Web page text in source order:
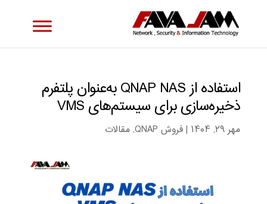
استفاده از QNAP NAS به‌عنوان پلتفرم
ذخیره‌سازی برای سیستم‌های VMS
مهر ۲۹, ۱۴۰۴ |فروش QNAP ,مقالات